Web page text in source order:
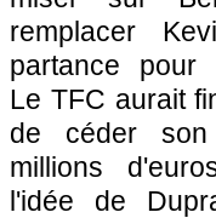
remplacer
partance pour
Le TFC aurait
de céder
millions
l'idée de